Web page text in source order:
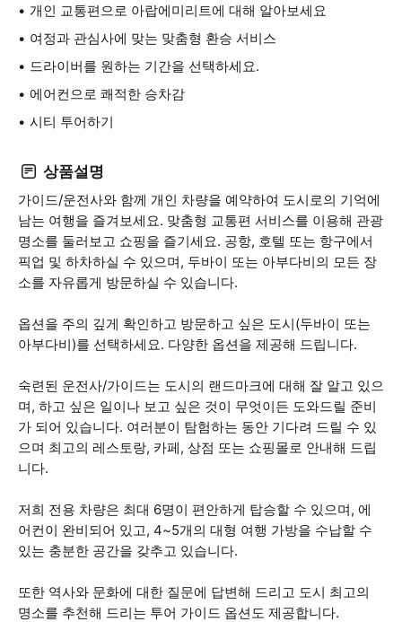
개인 교통편으로 아랍에미리트에 대해 알아보세요
여정과 관심사에 맞는 맞춤형 환승 서비스
드라이버를 원하는 기간을 선택하세요.
에어컨으로 쾌적한 승차감
시티 투어하기
상품설명
가이드/운전사와 함께 개인 차량을 예약하여 도시로의 기억에
남는 여행을 즐겨보세요. 맞춤형 교통편 서비스를 이용해 관광
명소를 둘러보고 쇼핑을 즐기세요. 공항, 호텔 또는 항구에서
픽업 및 하차하실 수 있으며, 두바이 또는 아부다비의 모든 장
소를 자유롭게 방문하실 수 있습니다.
옵션을 주의 깊게 확인하고 방문하고 싶은 도시(두바이 또는
아부다비)를 선택하세요. 다양한 옵션을 제공해 드립니다.
숙련된 운전사/가이드는 도시의 랜드마크에 대해 잘 알고 있으
며, 하고 싶은 일이나 보고 싶은 것이 무엇이든 도와드릴 준비
가 되어 있습니다. 여러분이 탐험하는 동안 기다려 드릴 수 있
으며 최고의 레스토랑, 카페, 상점 또는 쇼핑몰로 안내해 드립
니다.
저희 전용 차량은 최대 6명이 편안하게 탑승할 수 있으며, 에
어컨이 완비되어 있고, 4~5개의 대형 여행 가방을 수납할 수
있는 충분한 공간을 갖추고 있습니다.
또한 역사와 문화에 대한 질문에 답변해 드리고 도시 최고의
명소를 추천해 드리는 투어 가이드 옵션도 제공합니다.